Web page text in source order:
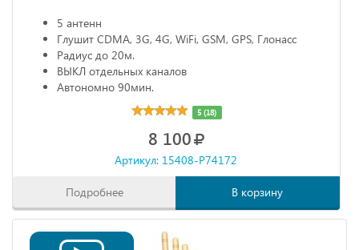
5 антенн
Глушит CDMA, 3G, 4G, WiFi, GSM, GPS, Глонасс
Радиус до 20м.
ВЫКЛ отдельных каналов
Автономно 90мин.
5 (18)
8 100
Артикул: 15408-P74172
Подробнее В корзину